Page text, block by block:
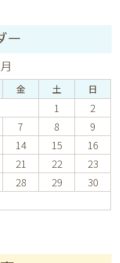
ー
金 土 日
1
2
7 8
9
14 15
16
21 22
23
28 29
30